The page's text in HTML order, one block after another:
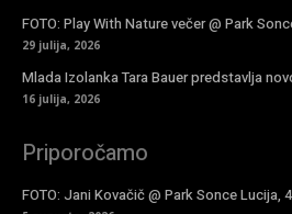
FOTO: Play With Nature večer @ Park
29 julija, 2026
Mlada Izolanka Tara Bauer predstavlja
16 julija, 2026
Priporočamo
FOTO: Jani Kovačič @ Park Sonce Lucija,